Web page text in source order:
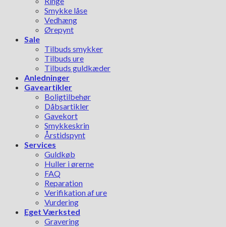
Smykke låse
Vedhæng
Ørepynt
Sale
Tilbuds smykker
Tilbuds ure
Tilbuds guldkæder
Anledninger
Gaveartikler
Boligtilbehør
Dåbsartikler
Gavekort
Smykkeskrin
Årstidspynt
Services
Guldkøb
Huller i ørerne
FAQ
Reparation
Verifikation af ure
Vurdering
Eget Værksted
Gravering